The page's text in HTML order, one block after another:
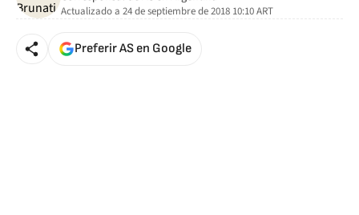
Actualizado a 24 de septiembre de 2018 10:10ART
Preferir AS en Google